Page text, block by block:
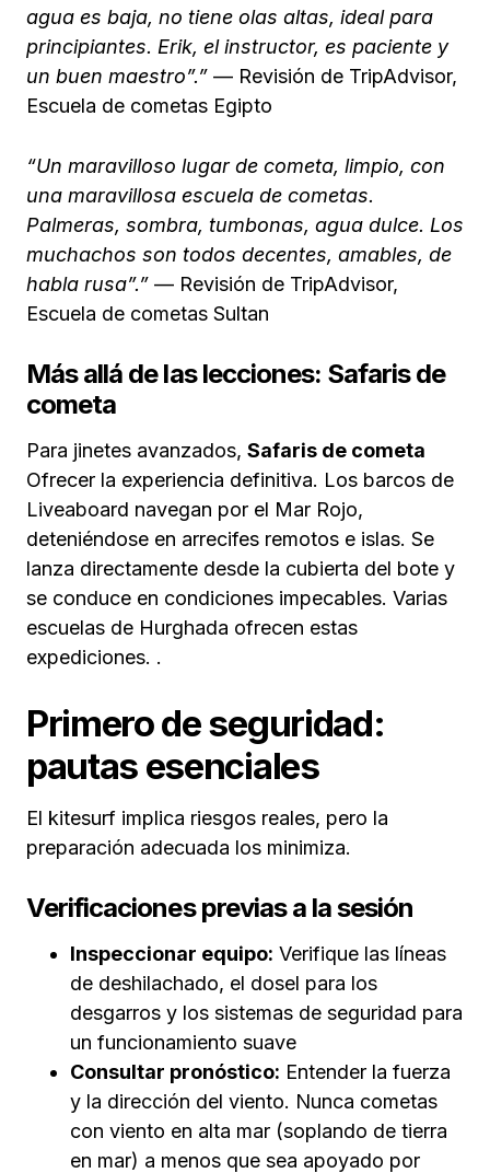
agua es baja, no tiene olas altas, ideal para
principiantes. Erik, el instructor, es paciente y
un buen maestro”.” — Revisión de TripAdvisor,
Escuela de cometas Egipto
“Un maravilloso lugar de cometa, limpio, con
una maravillosa escuela de cometas.
Palmeras, sombra, tumbonas, agua dulce. Los
muchachos son todos decentes, amables, de
habla rusa”.” — Revisión de TripAdvisor,
Escuela de cometas Sultan
Más allá de las lecciones: Safaris de
cometa
Para jinetes avanzados, Safaris de cometa
Ofrecer la experiencia definitiva. Los barcos de
Liveaboard navegan por el Mar Rojo,
deteniéndose en arrecifes remotos e islas. Se
lanza directamente desde la cubierta del bote y
se conduce en condiciones impecables. Varias
escuelas de Hurghada ofrecen estas
expediciones. .
Primero de seguridad:
pautas esenciales
El kitesurf implica riesgos reales, pero la
preparación adecuada los minimiza.
Verificaciones previas a la sesión
Inspeccionar equipo: Verifique las líneas
de deshilachado, el dosel para los
desgarros y los sistemas de seguridad para
un funcionamiento suave
Consultar pronóstico: Entender la fuerza
y la dirección del viento. Nunca cometas
con viento en alta mar (soplando de tierra
en mar) a menos que sea apoyado por